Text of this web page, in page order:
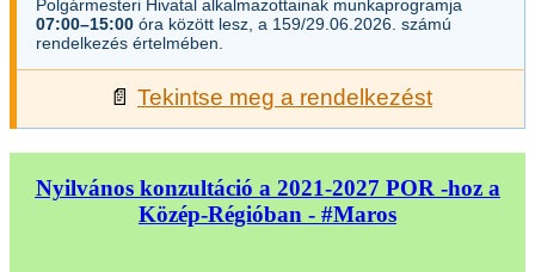
Polgármesteri Hivatal alkalmazottainak munkaprogramja
07:00–15:00 óra között lesz, a 159/29.06.2026. számú
rendelkezés értelmében.
📄 Tekintse meg a rendelkezést
Nyilvános konzultáció a 2021-2027 POR -hoz a
Közép-Régióban - #Maros